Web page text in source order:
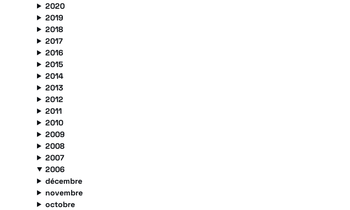
2020
2019
2018
2017
2016
2015
2014
2013
2012
2011
2010
2009
2008
2007
2006
décembre
novembre
octobre